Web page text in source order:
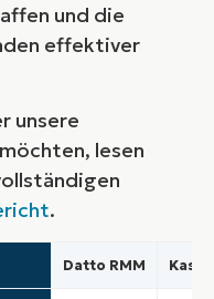
und die
effektiver
unsere
lesen
.
Datto RMM